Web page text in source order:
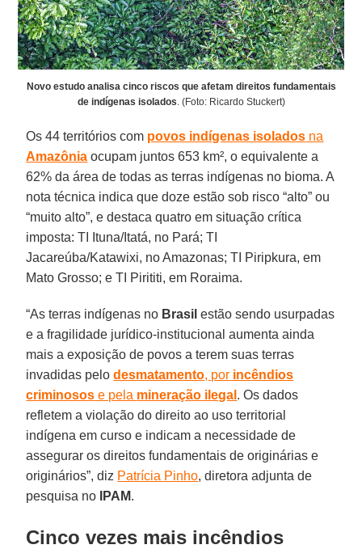
Novo estudo analisa cinco riscos que afetam direitos fundamentais
de indígenas isolados . (Foto: Ricardo Stuckert)
Os 44 territórios com povos indígenas isolados na
Amazônia ocupam juntos 653 km², o equivalente a
62% da área de todas as terras indígenas no bioma. A
nota técnica indica que doze estão sob risco “alto” ou
“muito alto”, e destaca quatro em situação crítica
imposta: TI Ituna/Itatá, no Pará; TI
Jacareúba/Katawixi, no Amazonas; TI Piripkura, em
Mato Grosso; e TI Pirititi, em Roraima.
“As terras indígenas no Brasil estão sendo usurpadas
e a fragilidade jurídico-institucional aumenta ainda
mais a exposição de povos a terem suas terras
invadidas pelodesmatamento, por incêndios
criminosos e pela mineração ilegal . Os dados
refletem a violação do direito ao uso territorial
indígena em curso e indicam a necessidade de
assegurar os direitos fundamentais de originárias e
originários”, diz Patrícia Pinho, diretora adjunta de
pesquisa no IPAM.
Cinco vezes mais incêndios